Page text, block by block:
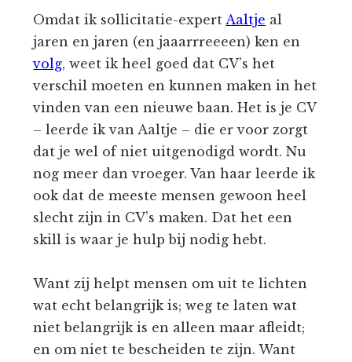
Omdat ik sollicitatie-expert Aaltje al
jaren en jaren (en jaaarrreeeen) ken en
volg, weet ik heel goed dat CV’s het
verschil moeten en kunnen maken in het
vinden van een nieuwe baan. Het is je CV
– leerde ik van Aaltje – die er voor zorgt
dat je wel of niet uitgenodigd wordt. Nu
nog meer dan vroeger. Van haar leerde ik
ook dat de meeste mensen gewoon heel
slecht zijn in CV’s maken. Dat het een
skill is waar je hulp bij nodig hebt.
Want zij helpt mensen om uit te lichten
wat echt belangrijk is; weg te laten wat
niet belangrijk is en alleen maar afleidt;
en om niet te bescheiden te zijn. Want